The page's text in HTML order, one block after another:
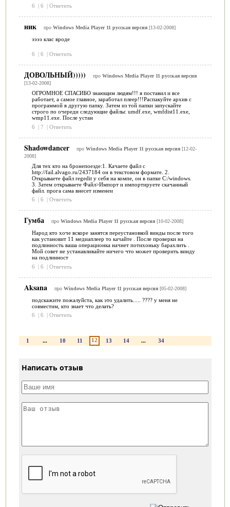
6
| 6 | Ответить
ник про Windows Media Player 11 русская версия[13-02-2008]
ээээ клас вроде
6 | 6 | Ответить
ДОВОЛЬНЫЙ))))) про Windows Media Player 11 русская версия
[13-02-2008]
ОГРОМНОЕ СПАСИБО знающим людям!!! я поставил и все
работает, а самое главное, заработал плеер!!!Распакуйте архив с
программой в другую папку. Затем из той папки запускайте
строго по очереди следующие файлы: umdf.exe, wmfdist11.exe,
wmp11.exe. После устан
6
| 7 | Ответить
Shadowdancer про Windows Media Player 11 русская версия[12-02-
2008]
Для тех кто на бронепоезде:1. Качаете файл с
http://fail.alvago.ru/2437184 он в текстовом формате. 2.
Открываете файл regedit у себя на компе, он в папке C:/windows.
3. Затем открываете Файл>Импорт и импортируете скачанный
файл. прога сама внесет изменеи
6
| 6 | Ответить
Гумба про Windows Media Player 11 русская версия[10-02-2008]
Народ кто хоче вскоре занятся переустановкой винды после того
как установит 11 медиаплеер то качайте . После проверки на
подлинность ваша операционка начнет потихоньку барахлить .
Мой совет не устанавливайте ничего что может проверить винду
на подлинност
6
| 6 | Ответить
Aksana про Windows Media Player 11 русская версия[05-02-2008]
подскажите пожалуйста, как это удалить..... ???? у меня не
совместим, кто знает что делать?
6
| 6 | Ответить
1 ... 10 11 12 13 14 ... 34
Написать отзыв